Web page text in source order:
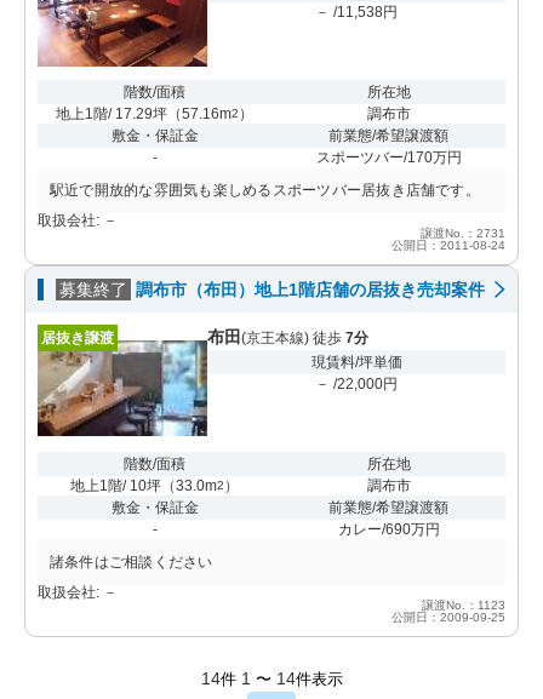
－ /11,538円
階数/面積
地上1階/ 17.29坪 （57.16m2 ）
所在地
調布市
敷金・保証金
-
前業態/希望譲渡額
スポーツバー/170万円
駅近で開放的な雰囲気も楽しめるスポーツバー居抜き店舗です。
取扱会社: －
譲渡No.：2731
公開日：2011-08-24
募集終了 調布市（布田）地上1階店舗の居抜き売却案件
居抜き譲渡 布田 (京王本線) 徒歩 7分
現賃料/坪単価
－ /22,000円
階数/面積
地上1階/ 10坪 （33.0m2 ）
所在地
調布市
敷金・保証金
-
前業態/希望譲渡額
カレー/690万円
諸条件はご相談ください
取扱会社: －
譲渡No.：1123
公開日：2009-09-25
14件 1 〜 14件表示